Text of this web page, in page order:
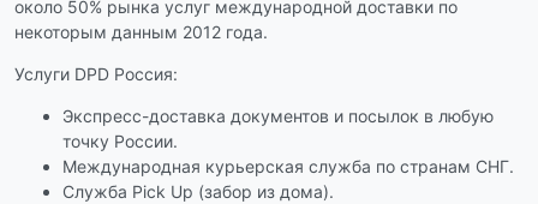
около 50% рынка услуг международной доставки по
некоторым данным 2012 года.
Услуги DPD Россия:
Экспресс-доставка документов и посылок в любую
точку России.
Международная курьерская служба по странам СНГ.
Служба Pick Up (забор из дома).